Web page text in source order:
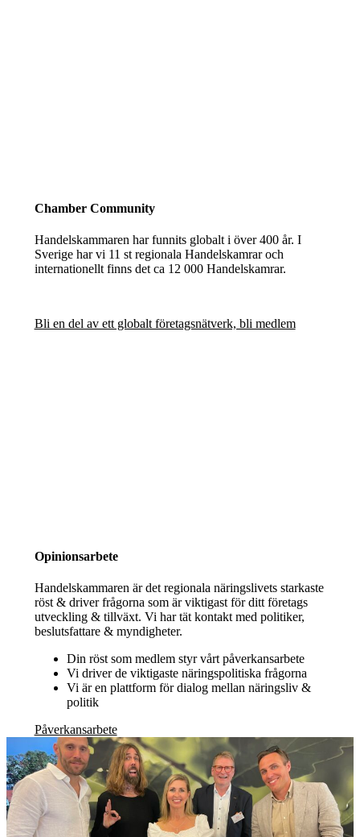
Chamber Community
Handelskammaren har funnits globalt i över 400 år. I
Sverige har vi 11 st regionala Handelskamrar och
internationellt finns det ca 12 000 Handelskamrar.
Bli en del av ett globalt företagsnätverk, bli medlem
Opinionsarbete
Handelskammaren är det regionala näringslivets starkaste
röst & driver frågorna som är viktigast för ditt företags
utveckling & tillväxt. Vi har tät kontakt med politiker,
beslutsfattare & myndigheter.
Din röst som medlem styr vårt påverkansarbete
Vi driver de viktigaste näringspolitiska frågorna
Vi är en plattform för dialog mellan näringsliv &
politik
Påverkansarbete